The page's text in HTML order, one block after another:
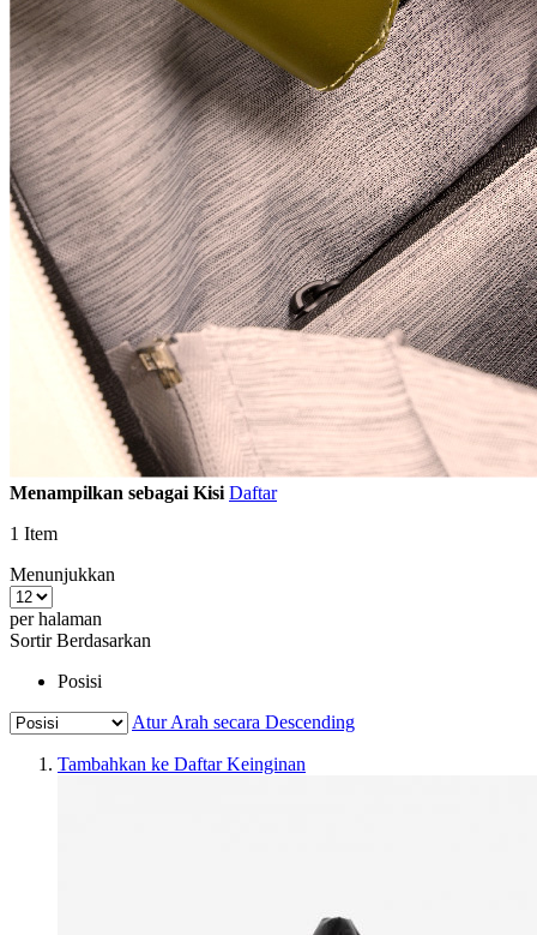
Menampilkan sebagai Kisi Daftar
1 Item
Menunjukkan
per halaman
Sortir Berdasarkan
Posisi
Atur Arah secara Descending
Tambahkan ke Daftar Keinginan